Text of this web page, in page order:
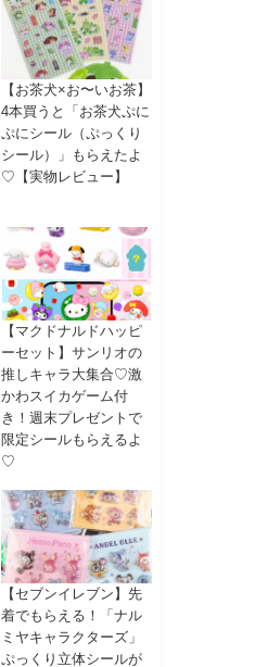
【お茶犬×お〜いお茶】
4本買うと「お茶犬ぷに
ぷにシール（ぷっくり
シール）」もらえたよ
♡【実物レビュー】
【マクドナルドハッピ
ーセット】サンリオの
推しキャラ大集合♡激
かわスイカゲーム付
き！週末プレゼントで
限定シールもらえるよ
♡
【セブンイレブン】先
着でもらえる！「ナル
ミヤキャラクターズ」
ぷっくり立体シールが